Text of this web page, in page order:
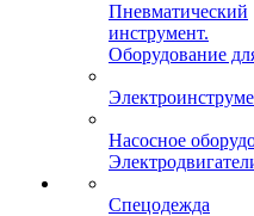
Пневматический
инструмент.
Оборудование
Насосное
Спецодежда